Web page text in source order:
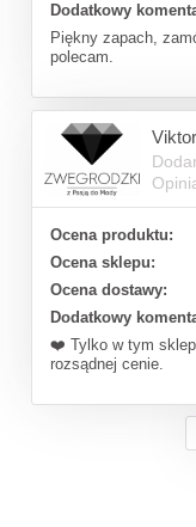
Dodatkowy
Piękny zapach,
polecam.
Ocena produktu:
Ocena sklepu:
Ocena dostawy:
Dodatkowy
❤️ Tylko w tym
rozsądnej cenie.